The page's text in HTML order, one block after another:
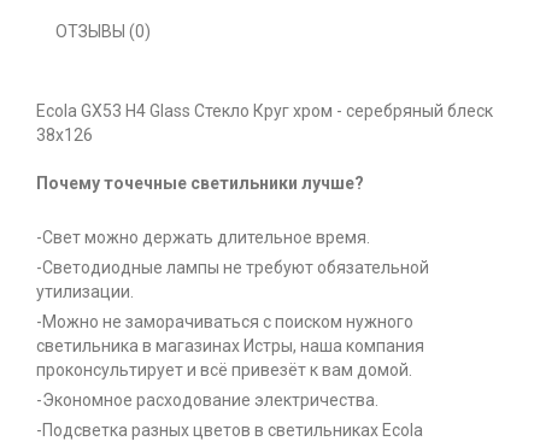
ОТЗЫВЫ (0)
Ecola GX53 H4 Glass Стекло Круг хром - серебряный блеск
38x126
Почему точечные светильники лучше?
-Свет можно держать длительное время.
-Светодиодные лампы не требуют обязательной
утилизации.
-Можно не заморачиваться с поиском нужного
светильника в магазинах Истры, наша компания
проконсультирует и всё привезёт к вам домой.
-Экономное расходование электричества.
-Подсветка разных цветов в светильниках Ecola